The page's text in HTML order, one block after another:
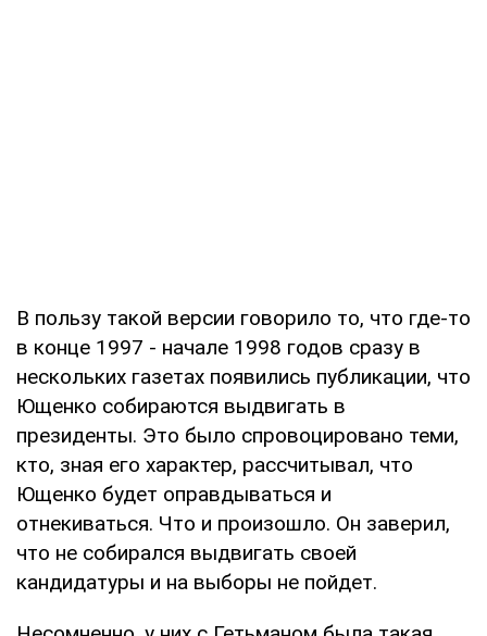
В пользу такой версии говорило то, что где-то
в конце 1997 - начале 1998 годов сразу в
нескольких газетах появились публикации, что
Ющенко собираются выдвигать в
президенты. Это было спровоцировано теми,
кто, зная его характер, рассчитывал, что
Ющенко будет оправдываться и
отнекиваться. Что и произошло. Он заверил,
что не собирался выдвигать своей
кандидатуры и на выборы не пойдет.